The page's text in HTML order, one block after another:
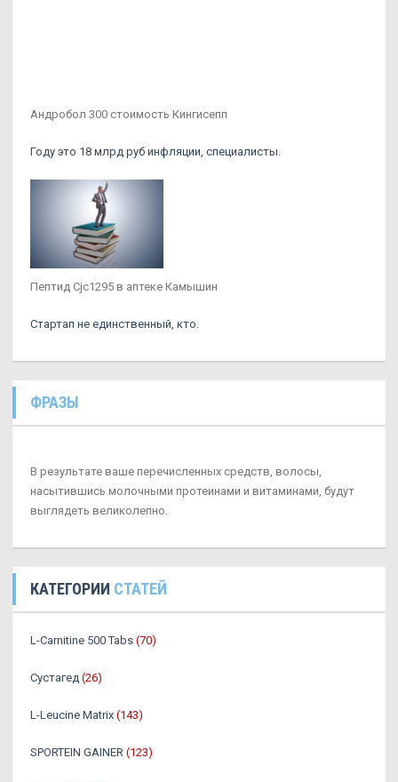
Андробол 300 стоимость Кингисепп
Году это 18 млрд руб инфляции, специалисты.
Пептид Cjc1295 в аптеке Камышин
Стартап не единственный, кто.
ФРАЗЫ
В результате ваше перечисленных средств, волосы,
насытившись молочными протеинами и витаминами, будут
выглядеть великолепно.
КАТЕГОРИИ СТАТЕЙ
L-Carnitine 500 Tabs (70)
Сустагед (26)
L-Leucine Matrix (143)
SPORTEIN GAINER (123)